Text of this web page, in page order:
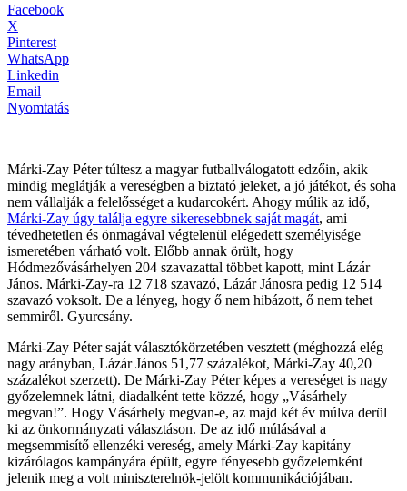
Facebook
X
Pinterest
WhatsApp
Linkedin
Email
Nyomtatás
Márki-Zay Péter túltesz a magyar futballválogatott edzőin, akik
mindig meglátják a vereségben a biztató jeleket, a jó játékot, és soha
nem vállalják a felelősséget a kudarcokért. Ahogy múlik az idő,
Márki-Zay úgy találja egyre sikeresebbnek saját magát, ami
tévedhetetlen és önmagával végtelenül elégedett személyisége
ismeretében várható volt. Előbb annak örült, hogy
Hódmezővásárhelyen 204 szavazattal többet kapott, mint Lázár
János. Márki-Zay-ra 12 718 szavazó, Lázár Jánosra pedig 12 514
szavazó voksolt. De a lényeg, hogy ő nem hibázott, ő nem tehet
semmiről. Gyurcsány.
Márki-Zay Péter saját választókörzetében vesztett (méghozzá elég
nagy arányban, Lázár János 51,77 százalékot, Márki-Zay 40,20
százalékot szerzett). De Márki-Zay Péter képes a vereséget is nagy
győzelemnek látni, diadalként tette közzé, hogy „Vásárhely
megvan!”. Hogy Vásárhely megvan-e, az majd két év múlva derül
ki az önkormányzati választáson. De az idő múlásával a
megsemmisítő ellenzéki vereség, amely Márki-Zay kapitány
kizárólagos kampányára épült, egyre fényesebb győzelemként
jelenik meg a volt miniszterelnök-jelölt kommunikációjában.